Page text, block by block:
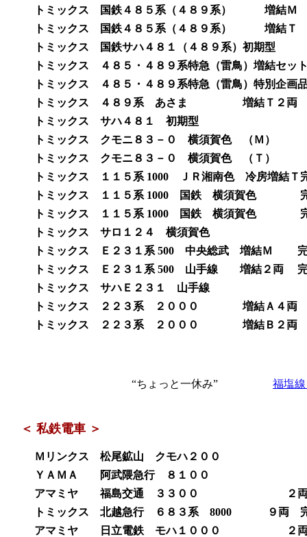
トミックス 国鉄４８５系（４８９系） 増結
トミックス 国鉄４８５系（４８９系） 増結
トミックス 国鉄サハ４８１（４８９系）初期
トミックス ４８５・４８９系特急（雷鳥）増結
トミックス ４８５・４８９系特急（雷鳥）特別
トミックス ４８９系 あさま 増結Ｔ２両
トミックス サハ４８１ 初期型 完成
トミックス クモニ８３－０ 横須賀色 （Ｍ）
トミックス クモニ８３－０ 横須賀色 （Ｔ）
トミックス １１５系 1000 ＪＲ湘南色 冷房増結
トミックス １１５系 1000 国鉄 横須賀色 完
トミックス １１５系 1000 国鉄 横須賀色 完
トミックス サロ１２４ 横須賀色 完
トミックス Ｅ２３１系 500 中央総武 増結Ｍ
トミックス Ｅ２３１系 500 山手線 増結２両
トミックス サハＥ２３１ 山手線 完
トミックス ２２３系 ２０００ 増結Ａ４両
トミックス ２２３系 ２０００ 増結Ｂ２両
“ちょっと一休み” 福塩
＜ 私鉄電車 ＞
Ｍリンクス 松尾鉱山 クモハ２００ キ
ＹＡＭＡ 阿武隈急行 ８１００ キッ
アマミヤ 福島交通 ３３００ ２両キ
トミックス 北越急行 ６８３系 8000 ９両 完
アマミヤ 日立電鉄 モハ１０００ ２両キ